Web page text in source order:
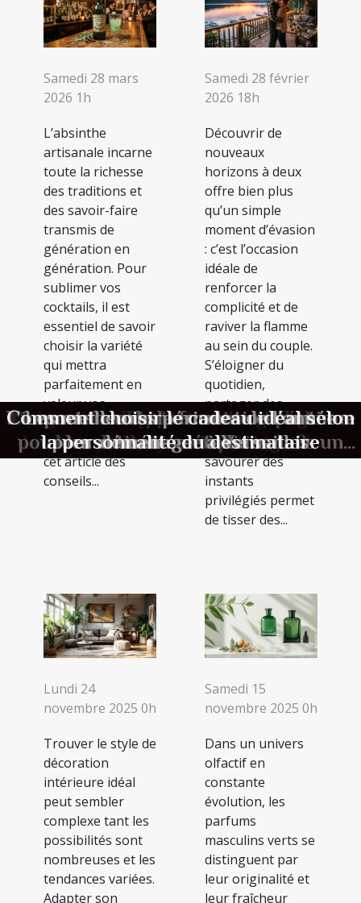
Comment choisir la meilleure absinthe
artisanale pour vos cocktails ?
Samedi 28 mars
2026 1h
L’absinthe
artisanale incarne
toute la richesse
des traditions et
des savoir-faire
transmis de
génération en
génération. Pour
sublimer vos
cocktails, il est
essentiel de savoir
choisir la variété
qui mettra
parfaitement en
valeur vos
créations.
Découvrez dans
cet article des
conseils...
Comment une escapade romantique
peut renforcer votre complicité?
Samedi 28 février
2026 18h
Découvrir de
nouveaux
horizons à deux
offre bien plus
qu’un simple
moment d’évasion
: c’est l’occasion
idéale de
renforcer la
complicité et de
raviver la flamme
au sein du couple.
S’éloigner du
quotidien,
partager des
expériences
inédites et
savourer des
instants
privilégiés permet
de tisser des...
Comment choisir son style de
décoration intérieure idéal ?
Lundi 24
novembre 2025 0h
Trouver le style de
décoration
intérieure idéal
peut sembler
complexe tant les
possibilités sont
nombreuses et les
tendances variées.
Adapter son
Exploration des tendances émergentes
dans les parfums masculins verts et
innovants
Samedi 15
novembre 2025 0h
Dans un univers
olfactif en
constante
évolution, les
parfums
masculins verts se
distinguent par
leur originalité et
leur fraîcheur
Progresser rapidement au golf grâce
aux analyses de swing
Les matelas Topper méritent-ils leurs
bons avis ?
Comment maximiser votre expérience
lors de sorties en plein air ?
L'importance de la formation continue
pour les artisans métalliers dans un
monde en évolution
Les meilleures périodes de l'année
pour déménager à Versailles
Comment choisir le cadeau idéal selon
la personnalité du destinataire